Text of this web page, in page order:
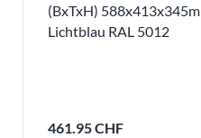
(BxTxH)
Lichtblau RAL 5012
461.95 CHF